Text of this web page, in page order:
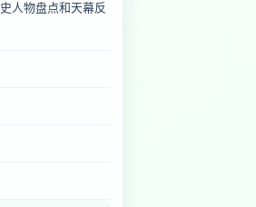
人物盘点和天幕反